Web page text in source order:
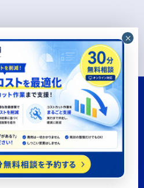
信息安全基本政策隐私政策